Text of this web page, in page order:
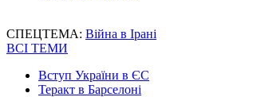
СПЕЦТЕМА: Війна в Ірані
ВСІ ТЕМИ
Вступ України в ЄС
Теракт в Барселоні